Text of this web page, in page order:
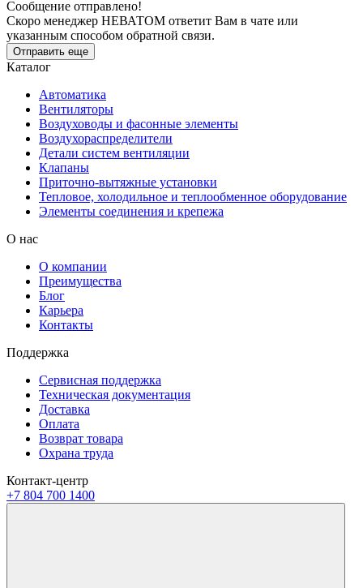
Сообщение отправлено!
Скоро менеджер НЕВАТОМ ответит Вам в чате или
указанным способом обратной связи.
Отправить еще
Каталог
Автоматика
Вентиляторы
Воздуховоды и фасонные элементы
Воздухораспределители
Детали систем вентиляции
Клапаны
Приточно-вытяжные установки
Тепловое, холодильное и теплообменное оборудование
Элементы соединения и крепежа
О нас
О компании
Преимущества
Блог
Карьера
Контакты
Поддержка
Сервисная поддержка
Техническая документация
Доставка
Оплата
Возврат товара
Охрана труда
Контакт-центр
+7 804 700 1400